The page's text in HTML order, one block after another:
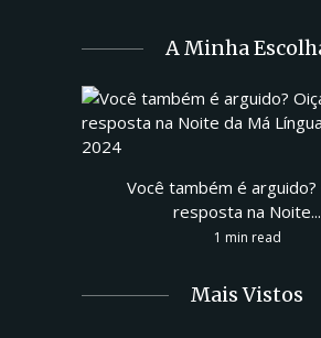
A Minha
Você também é arguido?
resposta na Noite...
1 min read
Mais Vistos